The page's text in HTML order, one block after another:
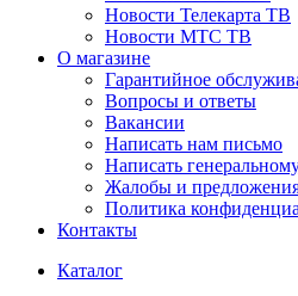
Новости Телекарта ТВ
Новости МТС ТВ
О магазине
Гарантийное
Вопросы и ответы
Вакансии
Написать нам письмо
Написать
Жалобы и
Политика
Контакты
Каталог